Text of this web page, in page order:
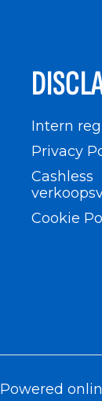
Intern
Privacy
Cashless
Cookie
Powered